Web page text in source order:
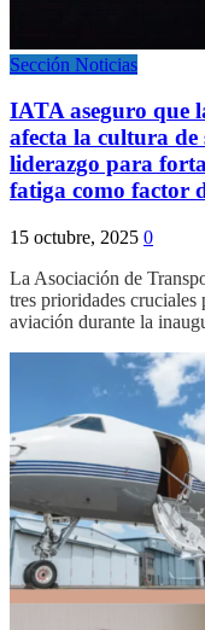
Sección Noticias
IATA aseguro que
afecta la cultura de
liderazgo para
fatiga como factor
15 octubre, 2025 0
La Asociación de
tres prioridades cruciales
aviación durante la